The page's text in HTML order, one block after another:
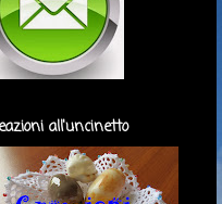
all'uncinetto